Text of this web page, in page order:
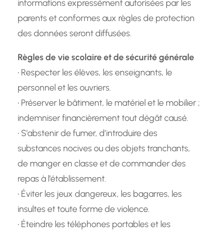
informations expressément autorisées par les
parents et conformes aux règles de protection
des données seront diffusées.
Règles de vie scolaire et de sécurité générale
• Respecter les élèves, les enseignants, le
personnel et les ouvriers.
• Préserver le bâtiment, le matériel et le mobilier ;
indemniser financièrement tout dégât causé.
• S’abstenir de fumer, d’introduire des
substances nocives ou des objets tranchants,
de manger en classe et de commander des
repas à l’établissement.
• Éviter les jeux dangereux, les bagarres, les
insultes et toute forme de violence.
• Éteindre les téléphones portables et les